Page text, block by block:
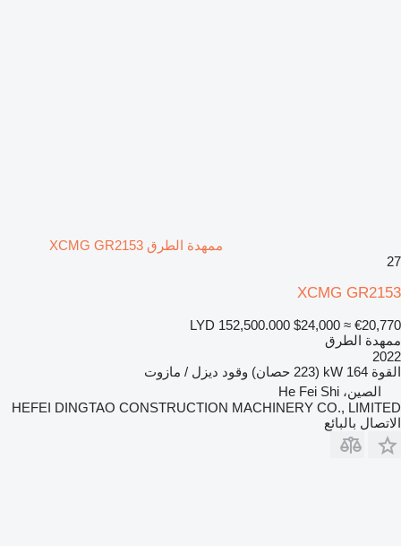
ممهدة الطرق XCMG GR2153
27
XCMG GR2153
LYD 152,500.000 $24,000 ≈ €20,770
ممهدة الطرق
2022
القوة 164 kW (223 حصان) وقود ديزل / مازوت
الصين، He Fei Shi
HEFEI DINGTAO CONSTRUCTION MACHINERY CO., LIMITED
الاتصال بالبائع